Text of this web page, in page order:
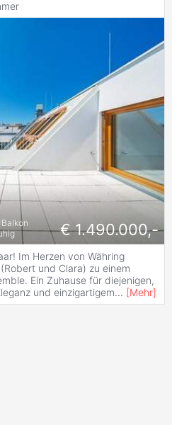
Balkon
€ 1.490.000,-
Im Herzen von Währing
und Clara) zu einem
Ein Zuhause für diejenigen,
und einzigartigem... [Mehr]